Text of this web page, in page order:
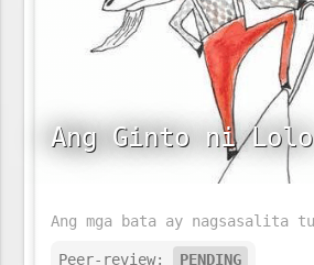
Ang Ginto ni Lolo
Peer-review: PENDING